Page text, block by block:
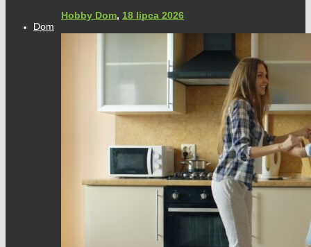
Hobby Dom, 18 lipca 2026
Dom